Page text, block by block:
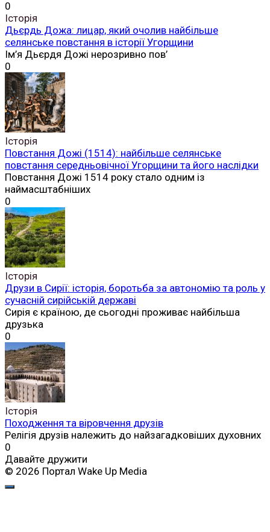
0
Історія
Дьєрдь Дожа: лицар, який очолив найбільше
селянське повстання в історії Угорщини
Ім’я Дьєрдя Дожі нерозривно пов’
0
Історія
Повстання Дожі (1514): найбільше селянське
повстання середньовічної Угорщини та його наслідки
Повстання Дожі 1514 року стало одним із
наймасштабніших
0
Історія
Друзи в Сирії: історія, боротьба за автономію та роль у
сучасній сирійській державі
Сирія є країною, де сьогодні проживає найбільша
друзька
0
Історія
Походження та віровчення друзів
Релігія друзів належить до найзагадковіших духовних
0
Давайте дружити
© 2026 Портал Wake Up Media